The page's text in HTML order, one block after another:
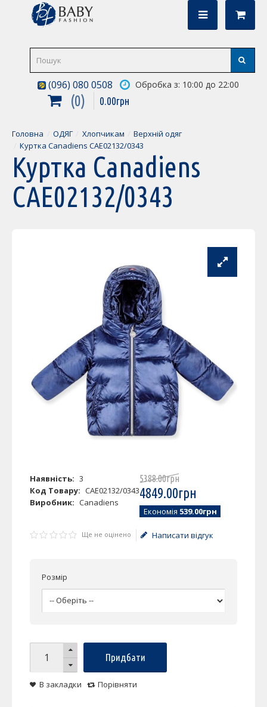
(096) 080 0508 Обробка з: 10:00 до 22:00
0 0.00грн
Головна ОДЯГ Хлопчикам
Верхній одяг
Куртка Canadiens CAE02132/0343
Куртка Canadiens
CAE02132/0343
Наявність: 3
Код Товару: CAE02132/0343
Виробник: Canadiens
5388.00грн
4849.00грн
Економія 539.00грн
Ще не оцінено Написати відгук
Розмір
Придбати
В закладки Порівняти